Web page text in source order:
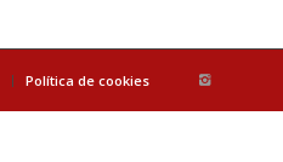
Política de cookies